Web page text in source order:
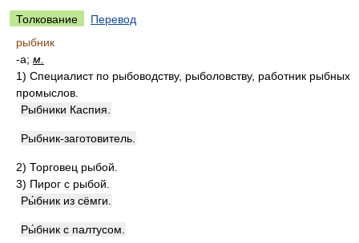
Толкование
Перевод
рыбник
-а; м.
1) Специалист по рыбоводству, рыболовству, работник рыбных
промыслов.
Рыбники Каспия.
Рыбник-заготовитель.
2) Торговец рыбой.
3) Пирог с рыбой.
Ры́бник из сёмги.
Ры́бник с палтусом.